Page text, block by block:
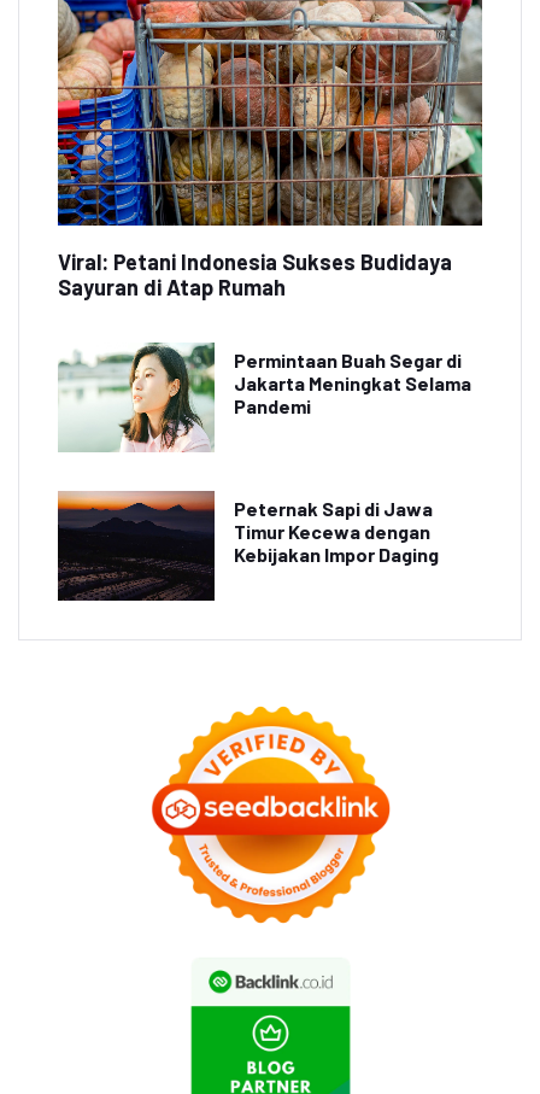
Viral: Petani Indonesia Sukses Budidaya
Sayuran di Atap Rumah
Permintaan Buah Segar di
Jakarta Meningkat Selama
Pandemi
Peternak Sapi di Jawa
Timur Kecewa dengan
Kebijakan Impor Daging